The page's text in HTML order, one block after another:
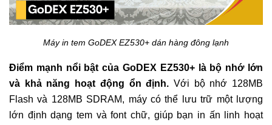
Máy in tem GoDEX EZ530+ dán hàng đông lạnh
Điểm mạnh nổi bật của GoDEX EZ530+ là bộ nhớ lớn
và khả năng hoạt động ổn định. Với bộ nhớ 128MB
Flash và 128MB SDRAM, máy có thể lưu trữ một lượng
lớn định dạng tem và font chữ, giúp bạn in ấn linh hoạt